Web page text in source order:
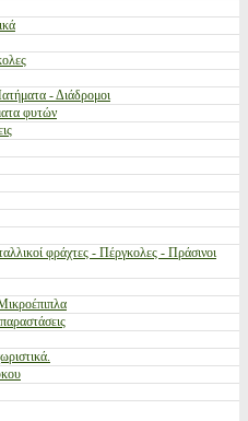
- Διάδρομοι
φυτών
φράχτες - Πέργκολες - Πράσινοι